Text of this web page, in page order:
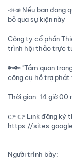
📣📣 Nếu bạn đang
bỏ qua sự kiện này
Công ty cổ phần
trình hội thảo trực
🔑🔑 "Tầm quan
công cụ hỗ trợ phát
Thời gian: 14 giờ 00
👉 👉 Link đăng ký
https://
Người trình bày: